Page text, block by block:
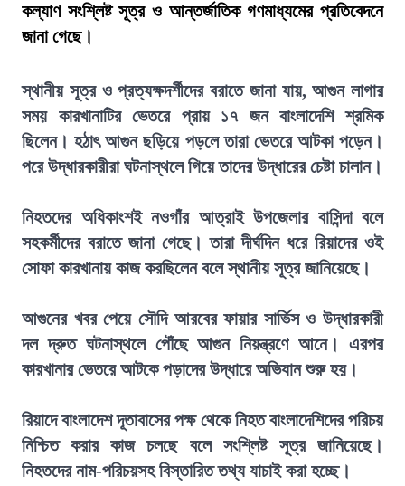
কল্যাণ সংশ্লিষ্ট সূত্র ও আন্তর্জাতিক গণমাধ্যমের প্রতিবেদনে
জানা গেছে।
স্থানীয় সূত্র ও প্রত্যক্ষদর্শীদের বরাতে জানা যায়, আগুন লাগার
সময় কারখানাটির ভেতরে প্রায় ১৭ জন বাংলাদেশি শ্রমিক
ছিলেন। হঠাৎ আগুন ছড়িয়ে পড়লে তারা ভেতরে আটকা পড়েন।
পরে উদ্ধারকারীরা ঘটনাস্থলে গিয়ে তাদের উদ্ধারের চেষ্টা চালান।
নিহতদের অধিকাংশই নওগাঁর আত্রাই উপজেলার বাসিন্দা বলে
সহকর্মীদের বরাতে জানা গেছে। তারা দীর্ঘদিন ধরে রিয়াদের ওই
সোফা কারখানায় কাজ করছিলেন বলে স্থানীয় সূত্র জানিয়েছে।
আগুনের খবর পেয়ে সৌদি আরবের ফায়ার সার্ভিস ও উদ্ধারকারী
দল দ্রুত ঘটনাস্থলে পৌঁছে আগুন নিয়ন্ত্রণে আনে। এরপর
কারখানার ভেতরে আটকে পড়াদের উদ্ধারে অভিযান শুরু হয়।
রিয়াদে বাংলাদেশ দূতাবাসের পক্ষ থেকে নিহত বাংলাদেশিদের পরিচয়
নিশ্চিত করার কাজ চলছে বলে সংশ্লিষ্ট সূত্র জানিয়েছে।
নিহতদের নাম-পরিচয়সহ বিস্তারিত তথ্য যাচাই করা হচ্ছে।